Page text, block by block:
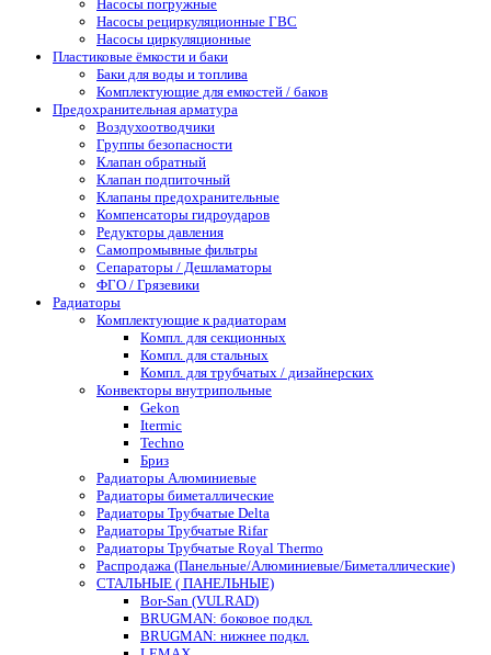
Насосы погружные
Насосы рециркуляционные ГВС
Насосы циркуляционные
Пластиковые ёмкости и баки
Баки для воды и топлива
Комплектующие для емкостей / баков
Предохранительная арматура
Воздухоотводчики
Группы безопасности
Клапан обратный
Клапан подпиточный
Клапаны предохранительные
Компенсаторы гидроударов
Редукторы давления
Самопромывные фильтры
Сепараторы / Дешламаторы
ФГО / Грязевики
Радиаторы
Комплектующие к радиаторам
Компл. для секционных
Компл. для стальных
Компл. для трубчатых / дизайнерских
Конвекторы внутрипольные
Gekon
Itermic
Techno
Бриз
Радиаторы Алюминиевые
Радиаторы биметаллические
Радиаторы Трубчатые Delta
Радиаторы Трубчатые Rifar
Радиаторы Трубчатые Royal Thermo
Распродажа (Панельные/Алюминиевые/Биметаллические)
СТАЛЬНЫЕ ( ПАНЕЛЬНЫЕ)
Bor-San (VULRAD)
BRUGMAN: боковое подкл.
BRUGMAN: нижнее подкл.